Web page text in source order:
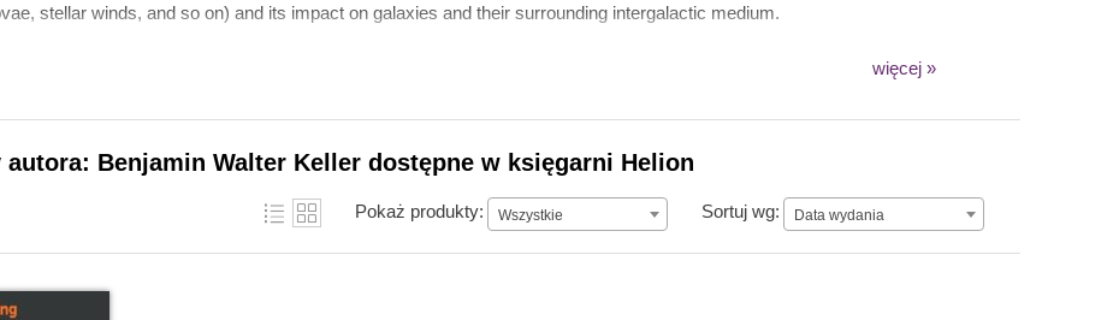
stellar winds, and so on) and its impact on galaxies and their surrounding intergalactic medium.
więcej »
autora: Benjamin Walter Keller dostępne w księgarni Helion
Pokaż produkty: Wszystkie Sortuj wg: Data wydania
Data wydania